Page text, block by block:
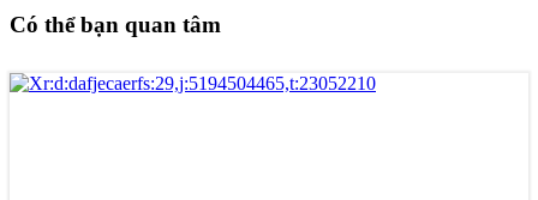
Có thể bạn quan tâm